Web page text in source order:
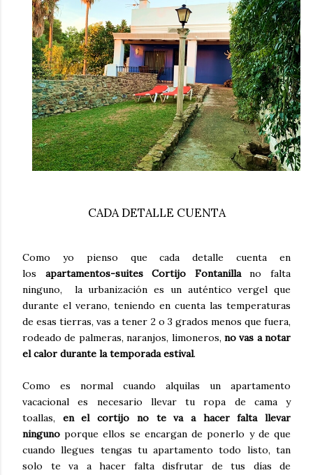
CADA DETALLE CUENTA
Como yo pienso que cada detalle cuenta en
los apartamentos-suites Cortijo Fontanillano falta
ninguno, la urbanización es un auténtico vergel que
durante el verano, teniendo en cuenta las temperaturas
de esas tierras, vas a tener 2 o 3 grados menos que fuera,
rodeado de palmeras, naranjos, limoneros, no vas a notar
el calor durante la temporada estival.
Como es normal cuando alquilas un apartamento
vacacional es necesario llevar tu ropa de cama y
toallas, en el cortijo no te va a hacer falta llevar
ninguno porque ellos se encargan de ponerlo y de que
cuando llegues tengas tu apartamento todo listo, tan
solo te va a hacer falta disfrutar de tus días de